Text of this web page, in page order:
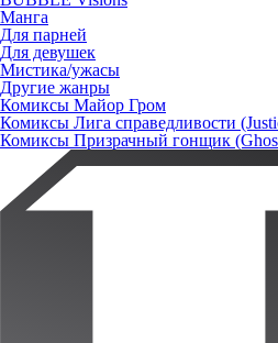
Манга
Для парней
Для девушек
Мистика/ужасы
Другие жанры
Комиксы Майор Гром
Комиксы Лига справедливости
Комиксы Призрачный гонщик